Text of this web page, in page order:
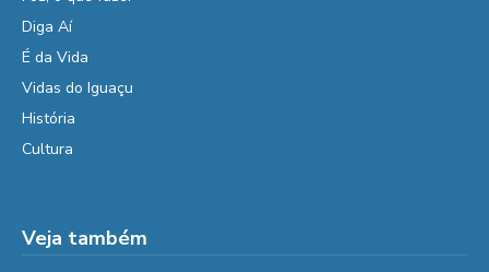
Diga Aí
É da Vida
Vidas do Iguaçu
História
Cultura
Veja também